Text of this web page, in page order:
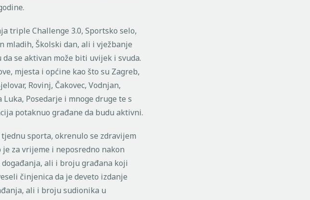
triple Challenge 3.0, Sportsko selo,
mladih, Školski dan, ali i vježbanje
se aktivan može biti uvijek i svuda.
mjesta i općine kao što su Zagreb,
Rovinj, Čakovec, Vodnjan,
Posedarje i mnoge druge te s
potaknuo građane da budu aktivni.
sporta, okrenulo se zdravijem
za vrijeme i neposredno nakon
ali i broju građana koji
činjenica da je deveto izdanje
ali i broju sudionika u